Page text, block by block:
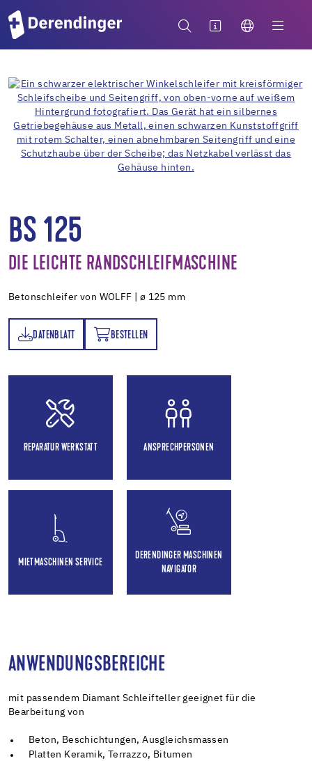
BS 125
DIE LEICHTE RANDSCHLEIFMASCHINE
Betonschleifer von WOLFF | ø 125 mm
DATENBLATT BESTELLEN
BESTELLEN
REPARATUR WERKSTATT ANSPRECHPERSONEN
MIETMASCHINEN SERVICE
DERENDINGER MASCHINEN
NAVIGATOR
ANWENDUNGSBEREICHE
mit passendem Diamant Schleifteller geeignet für die
Bearbeitung von
Beton, Beschichtungen, Ausgleichsmassen
Platten Keramik, Terrazzo, Bitumen